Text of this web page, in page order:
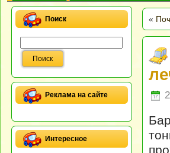
Поиск
Реклама на сайте
Интересное
«